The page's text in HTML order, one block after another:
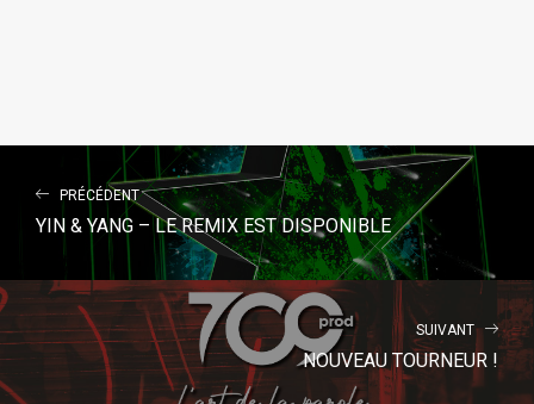
PRÉCÉDENT
YIN & YANG – LE REMIX EST DISPONIBLE
SUIVANT
NOUVEAU TOURNEUR !